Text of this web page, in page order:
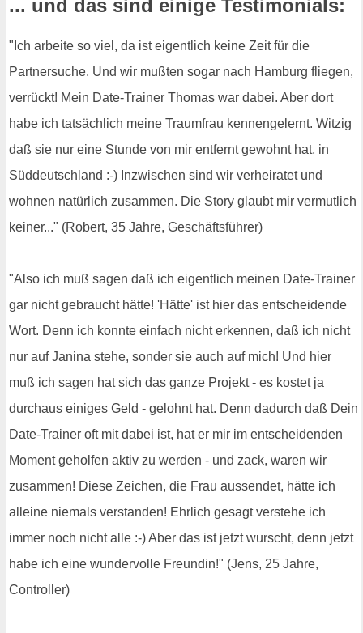
... und das sind einige Testimonials:
"Ich arbeite so viel, da ist eigentlich keine Zeit für die
Partnersuche. Und wir mußten sogar nach Hamburg fliegen,
verrückt! Mein Date-Trainer Thomas war dabei. Aber dort
habe ich tatsächlich meine Traumfrau kennengelernt. Witzig
daß sie nur eine Stunde von mir entfernt gewohnt hat, in
Süddeutschland :-) Inzwischen sind wir verheiratet und
wohnen natürlich zusammen. Die Story glaubt mir vermutlich
keiner..." (Robert, 35 Jahre, Geschäftsführer)
"Also ich muß sagen daß ich eigentlich meinen Date-Trainer
gar nicht gebraucht hätte! 'Hätte' ist hier das entscheidende
Wort. Denn ich konnte einfach nicht erkennen, daß ich nicht
nur auf Janina stehe, sonder sie auch auf mich! Und hier
muß ich sagen hat sich das ganze Projekt - es kostet ja
durchaus einiges Geld - gelohnt hat. Denn dadurch daß Dein
Date-Trainer oft mit dabei ist, hat er mir im entscheidenden
Moment geholfen aktiv zu werden - und zack, waren wir
zusammen! Diese Zeichen, die Frau aussendet, hätte ich
alleine niemals verstanden! Ehrlich gesagt verstehe ich
immer noch nicht alle :-) Aber das ist jetzt wurscht, denn jetzt
habe ich eine wundervolle Freundin!" (Jens, 25 Jahre,
Controller)